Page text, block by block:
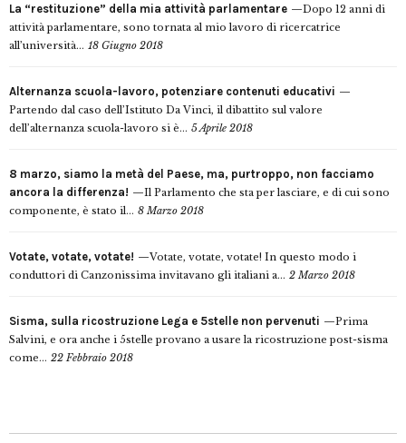
La “restituzione” della mia attività parlamentare
Dopo 12 anni di
attività parlamentare, sono tornata al mio lavoro di ricercatrice
all’università... 18 Giugno 2018
Alternanza scuola-lavoro, potenziare contenuti educativi
Partendo dal caso dell’Istituto Da Vinci, il dibattito sul valore
dell’alternanza scuola-lavoro si è... 5 Aprile 2018
8 marzo, siamo la metà del Paese, ma, purtroppo, non facciamo
ancora la differenza!
Il Parlamento che sta per lasciare, e di cui sono
componente, è stato il... 8 Marzo 2018
Votate, votate, votate!
Votate, votate, votate! In questo modo i
conduttori di Canzonissima invitavano gli italiani a... 2 Marzo 2018
Sisma, sulla ricostruzione Lega e 5stelle non pervenuti
Prima
Salvini, e ora anche i 5stelle provano a usare la ricostruzione post-sisma
come... 22 Febbraio 2018